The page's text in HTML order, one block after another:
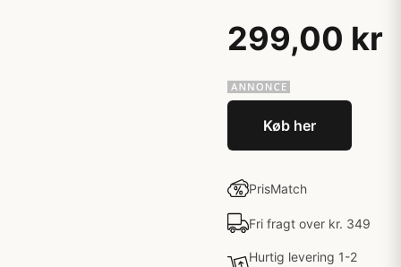
299,00 kr
Køb her
PrisMatch
Fri fragt over kr. 349
Hurtig levering 1-2